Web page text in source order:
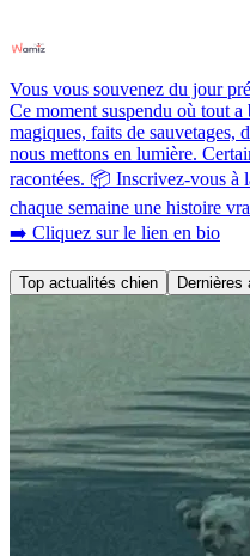
Vous vous souvenez du jour
Ce moment suspendu où tout a
magiques, faits de sauvetages,
nous mettons en lumière.
racontées. 📦 Inscrivez-vous à
chaque semaine une histoire
➡️ Cliquez sur le lien en bio
Top actualités chien Dernières